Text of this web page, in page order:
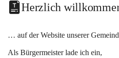
Herzlich
… auf der Website unserer
Als Bürgermeister lade ich ein,